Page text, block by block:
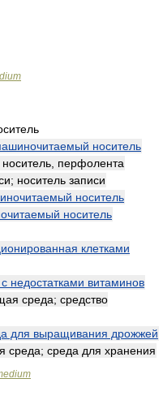
носитель
перфолента
носитель записи
носитель
носитель
клетками
недостатками витаминов
среда; средство
для выращивания дрожжей
среда для хранения